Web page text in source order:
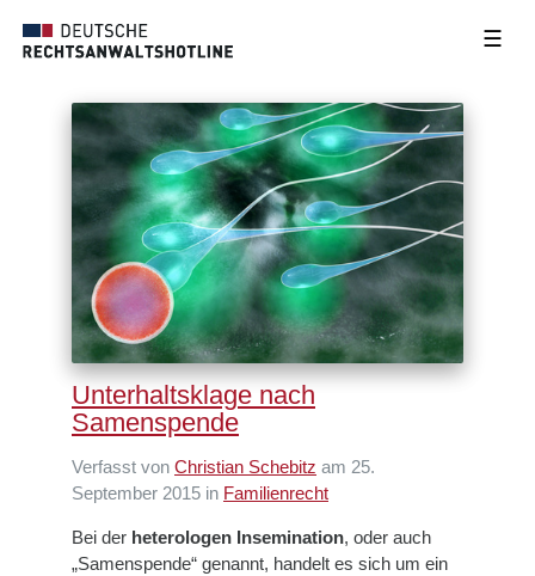
☰
Unterhaltsklage nach
Samenspende
Verfasst von Christian Schebitz am 25.
September 2015 in Familienrecht
Bei der heterologen Insemination, oder auch
„Samenspende“ genannt, handelt es sich um ein